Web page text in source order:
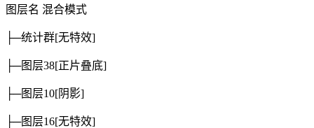
图层名 混合模式
├─统计群[无特效]
├─图层38[正片叠底]
├─图层10[阴影]
├─图层16[无特效]